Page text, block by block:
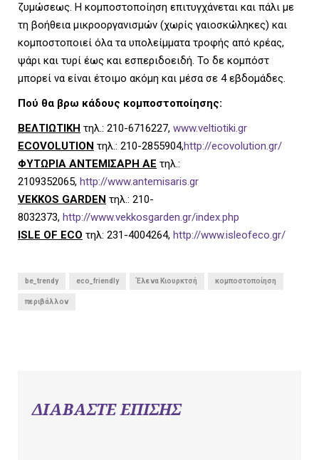
ζυμώσεως. Η κομποστοποίηση επιτυγχάνεται και πάλι με
τη βοήθεια μικροοργανισμών (χωρίς γαιοσκώληκες) και
κομποστοποιεί όλα τα υπολείμματα τροφής από κρέας,
ψάρι και τυρί έως και εσπεριδοειδή. Το δε κομπόστ
μπορεί να είναι έτοιμο ακόμη και μέσα σε 4 εβδομάδες.
Πού θα βρω κάδους κομποστοποίησης:
ΒΕΛΤΙΩΤΙΚΗ τηλ.: 210-6716227, www.veltiotiki.gr
ECOVOLUTION τηλ.: 210-2855904,http://ecovolution.gr/
ΦΥΤΩΡΙΑ ΑΝΤΕΜΙΣΑΡΗ ΑΕ τηλ.:
2109352065, http://www.antemisaris.gr
VEKKOS GARDEN τηλ.: 210-
8032373, http://www.vekkosgarden.gr/index.php
ISLE OF ECO τηλ: 231-4004264, http://www.isleofeco.gr/
be_trendy eco_friendly Έλενα Κιουρκτσή κομποστοποίηση
περιβάλλον
ΔΙΑΒΑΣΤΕ ΕΠΙΣΗΣ